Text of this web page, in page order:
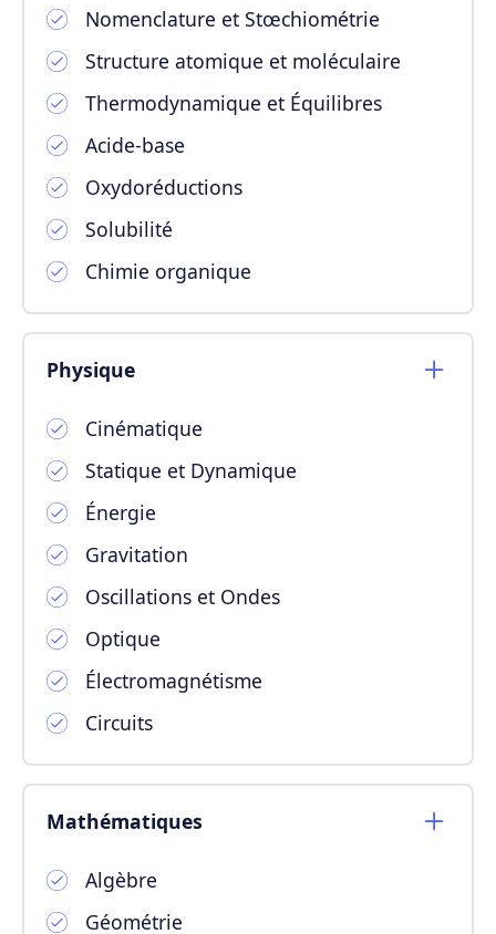
Nomenclature et Stœchiométrie
Structure atomique et moléculaire
Thermodynamique et Équilibres
Acide-base
Oxydoréductions
Solubilité
Chimie organique
Physique
Cinématique
Statique et Dynamique
Énergie
Gravitation
Oscillations et Ondes
Optique
Électromagnétisme
Circuits
Mathématiques
Algèbre
Géométrie